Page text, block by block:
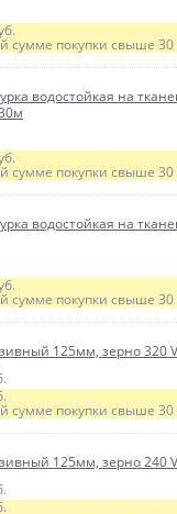
сумме покупки свыше 30
водостойкая на
сумме покупки свыше 30
водостойкая на
сумме покупки свыше 30
125мм, зерно 320
сумме покупки свыше 30
125мм, зерно 240